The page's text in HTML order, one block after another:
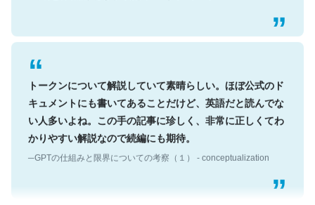
トークンについて解説していて素晴らしい。ほぼ公式のド
キュメントにも書いてあることだけど、英語だと読んでな
い人多いよね。この手の記事に珍しく、非常に正しくてわ
かりやすい解説なので続編にも期待。